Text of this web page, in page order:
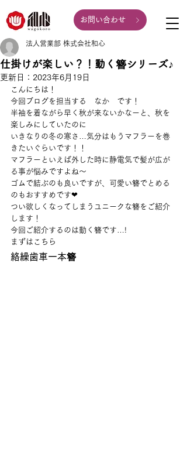
お問い合わせ
仕掛けが楽しい？！動く簪シリーズ♪
法人営業部 株式会社和心
更新日： 2023年6月19日
こんにちは！
今回ブログを担当する　なか　です！
半袖を着ながら早く秋が来ないかなーと、秋を
楽しみにしていたのに
いきなりの冬の寒さ…気分はもうマフラーを巻
きたいぐらいです！！
マフラーといえば外した時に静電気で髪が広が
る事が悩みですよね〜
ゴムで結ぶのも良いですが、可愛い簪でとめる
のもおすすめです❤︎
つい欲しくなってしまうユニークな簪をご紹介
します！
今回ご紹介するのは動く簪です…!
まずはこちら
絡繰歯車一本簪